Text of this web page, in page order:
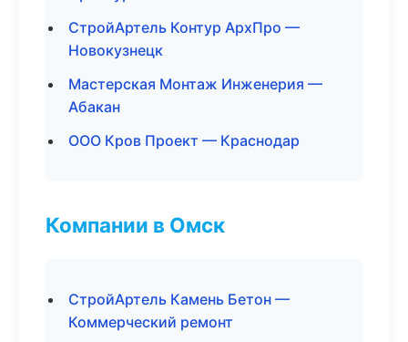
СтройАртель Контур АрхПро —
Новокузнецк
Мастерская Монтаж Инженерия —
Абакан
ООО Кров Проект — Краснодар
Компании в Омск
СтройАртель Камень Бетон —
Коммерческий ремонт